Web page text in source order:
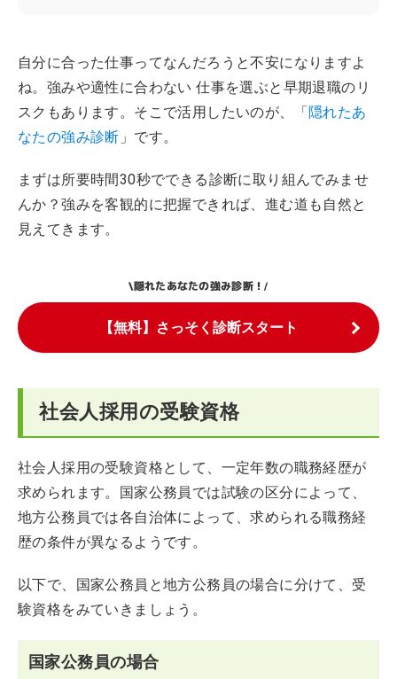
自分に合った仕事ってなんだろうと不安になりますよ
ね。強みや適性に合わない 仕事を選ぶと早期退職のリ
スクもあります。そこで活用したいのが、「隠れたあ
なたの強み診断 」です。
まずは所要時間30秒でできる診断に取り組んでみませ
んか？強みを客観的に把握できれば、進む道も自然と
見えてきます。
\隠れたあなたの強み診断！/
【無料】さっそく診断スタート
社会人採用の受験資格
社会人採用の受験資格として、一定年数の職務経歴が
求められます。国家公務員では試験の区分によって、
地方公務員では各自治体によって、求められる職務経
歴の条件が異なるようです。
以下で、国家公務員と地方公務員の場合に分けて、受
験資格をみていきましょう。
国家公務員の場合